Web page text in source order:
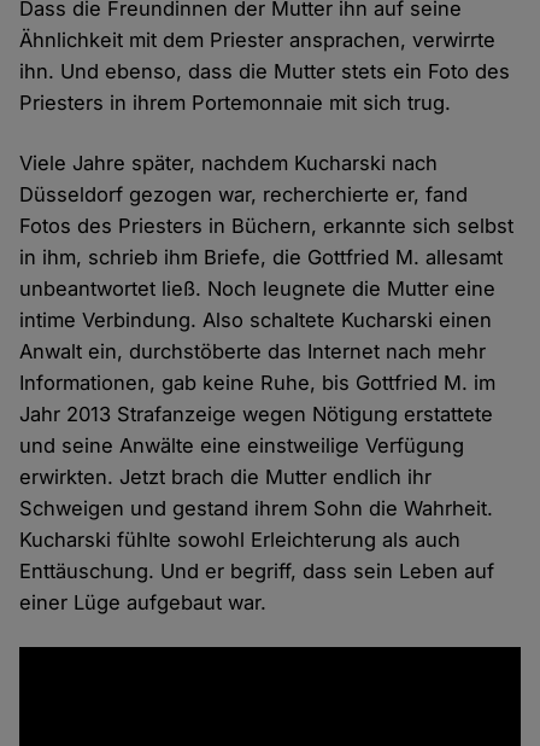
Dass die Freundinnen der Mutter ihn auf seine
Ähnlichkeit mit dem Priester ansprachen, verwirrte
ihn. Und ebenso, dass die Mutter stets ein Foto des
Priesters in ihrem Portemonnaie mit sich trug.
Viele Jahre später, nachdem Kucharski nach
Düsseldorf gezogen war, recherchierte er, fand
Fotos des Priesters in Büchern, erkannte sich selbst
in ihm, schrieb ihm Briefe, die Gottfried M. allesamt
unbeantwortet ließ. Noch leugnete die Mutter eine
intime Verbindung. Also schaltete Kucharski einen
Anwalt ein, durchstöberte das Internet nach mehr
Informationen, gab keine Ruhe, bis Gottfried M. im
Jahr 2013 Strafanzeige wegen Nötigung erstattete
und seine Anwälte eine einstweilige Verfügung
erwirkten. Jetzt brach die Mutter endlich ihr
Schweigen und gestand ihrem Sohn die Wahrheit.
Kucharski fühlte sowohl Erleichterung als auch
Enttäuschung. Und er begriff, dass sein Leben auf
einer Lüge aufgebaut war.